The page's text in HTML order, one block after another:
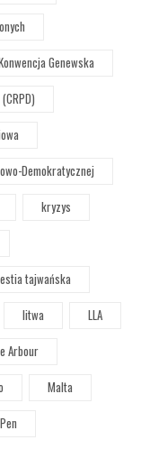
Genewska
Demokratycznej
kryzys
tajwańska
litwa
LLA
Arbour
Malta